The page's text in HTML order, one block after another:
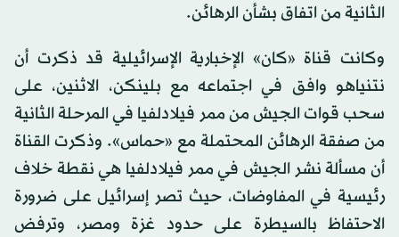
الثانية من اتفاق بشأن الرهائن.
وكانت قناة «كان» الإخبارية الإسرائيلية قد ذكرت أن
نتنياهو وافق في اجتماعه مع بلينكن، الاثنين، على
سحب قوات الجيش من ممر فيلادلفيا في المرحلة الثانية
من صفقة الرهائن المحتملة مع «حماس». وذكرت القناة
أن مسألة نشر الجيش في ممر فيلادلفيا هي نقطة خلاف
رئيسية في المفاوضات، حيث تصر إسرائيل على ضرورة
الاحتفاظ بالسيطرة على حدود غزة ومصر، وترفض